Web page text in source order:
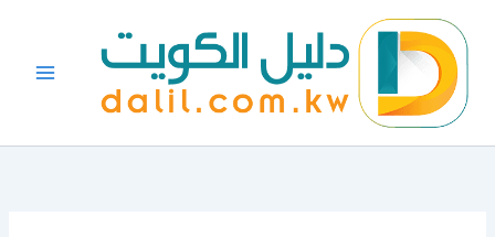
المحتوى
عن: